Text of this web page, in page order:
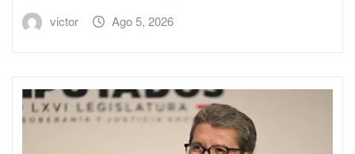
victor Ago 5, 2026